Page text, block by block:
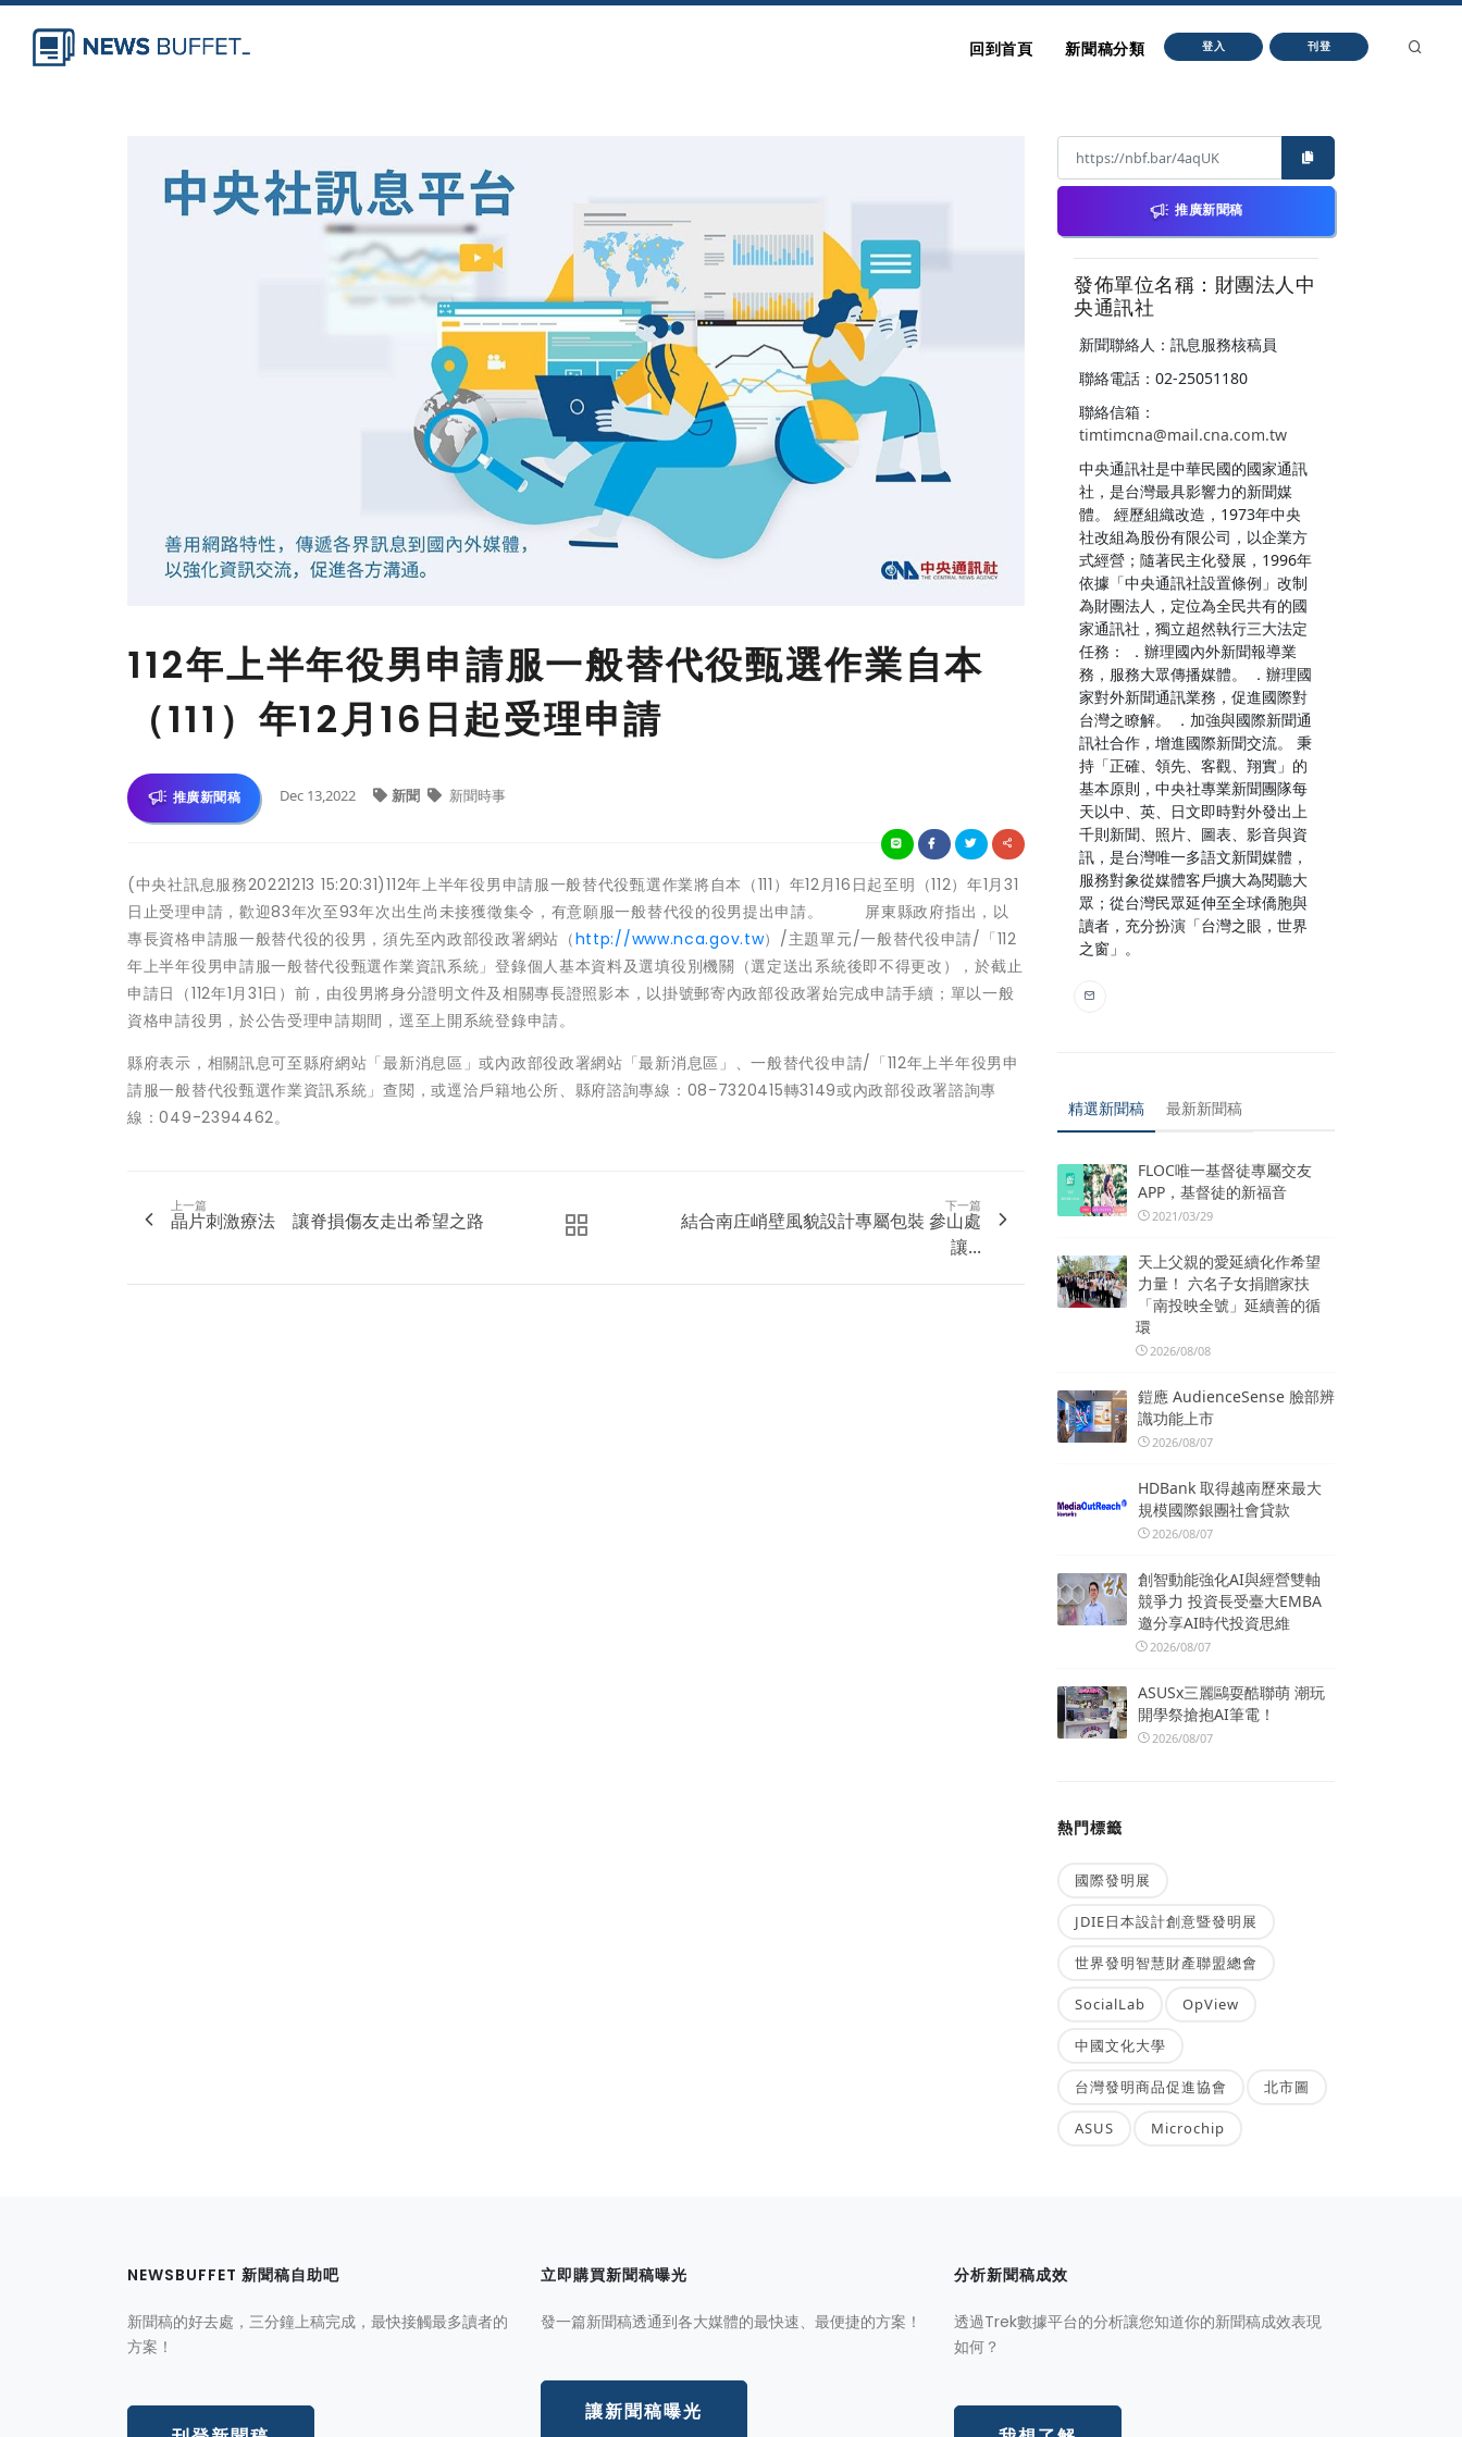
回到首頁 新聞稿分類 登入 刊登
112年上半年役男申請服一般替代役甄選作業自本
（111）年12月16日起受理申請
推廣新聞稿 Dec 13,2022 新聞 新聞時事
(中央社訊息服務20221213 15:20:31)112年上半年役男申請服一般替代役甄選作業將自本（111）年12月16日起至明（112）年1月31
日止受理申請，歡迎83年次至93年次出生尚未接獲徵集令，有意願服一般替代役的役男提出申請。 屏東縣政府指出，以
專長資格申請服一般替代役的役男，須先至內政部役政署網站（http://www.nca.gov.tw）/主題單元/一般替代役申請/「112
年上半年役男申請服一般替代役甄選作業資訊系統」登錄個人基本資料及選填役別機關（選定送出系統後即不得更改），於截止
申請日（112年1月31日）前，由役男將身分證明文件及相關專長證照影本，以掛號郵寄內政部役政署始完成申請手續；單以一般
資格申請役男，於公告受理申請期間，逕至上開系統登錄申請。
縣府表示，相關訊息可至縣府網站「最新消息區」或內政部役政署網站「最新消息區」、一般替代役申請/「112年上半年役男申
請服一般替代役甄選作業資訊系統」查閱，或逕洽戶籍地公所、縣府諮詢專線：08-7320415轉3149或內政部役政署諮詢專
線：049-2394462。
上一篇
晶片刺激療法 讓脊損傷友走出希望之路
下一篇
結合南庄峭壁風貌設計專屬包裝 參山處
讓...
推廣新聞稿
發佈單位名稱：財團法人中
央通訊社
新聞聯絡人：訊息服務核稿員
聯絡電話：02-25051180
聯絡信箱：
timtimcna@mail.cna.com.tw
中央通訊社是中華民國的國家通訊
社，是台灣最具影響力的新聞媒
體。 經歷組織改造，1973年中央
社改組為股份有限公司，以企業方
式經營；隨著民主化發展，1996年
依據「中央通訊社設置條例」改制
為財團法人，定位為全民共有的國
家通訊社，獨立超然執行三大法定
任務： ．辦理國內外新聞報導業
務，服務大眾傳播媒體。 ．辦理國
家對外新聞通訊業務，促進國際對
台灣之瞭解。 ．加強與國際新聞通
訊社合作，增進國際新聞交流。 秉
持「正確、領先、客觀、翔實」的
基本原則，中央社專業新聞團隊每
天以中、英、日文即時對外發出上
千則新聞、照片、圖表、影音與資
訊，是台灣唯一多語文新聞媒體，
服務對象從媒體客戶擴大為閱聽大
眾；從台灣民眾延伸至全球僑胞與
讀者，充分扮演「台灣之眼，世界
之窗」。
精選新聞稿 最新新聞稿
FLOC唯一基督徒專屬交友
APP，基督徒的新福音
2021/03/29
天上父親的愛延續化作希望
力量！ 六名子女捐贈家扶
「南投映全號」延續善的循
環
2026/08/08
鎧應 AudienceSense 臉部辨
識功能上市
2026/08/07
HDBank 取得越南歷來最大
規模國際銀團社會貸款
2026/08/07
創智動能強化AI與經營雙軸
競爭力 投資長受臺大EMBA
邀分享AI時代投資思維
2026/08/07
ASUSx三麗鷗耍酷聯萌 潮玩
開學祭搶抱AI筆電！
2026/08/07
熱門標籤
國際發明展
JDIE日本設計創意暨發明展
世界發明智慧財產聯盟總會
SocialLab OpView
中國文化大學
台灣發明商品促進協會 北市圖
ASUS Microchip
NEWSBUFFET 新聞稿自助吧
新聞稿的好去處，三分鐘上稿完成，最快接觸最多讀者的
方案！
立即購買新聞稿曝光
發一篇新聞稿透通到各大媒體的最快速、最便捷的方案！
讓新聞稿曝光
分析新聞稿成效
透過Trek數據平台的分析讓您知道你的新聞稿成效表現
如何？